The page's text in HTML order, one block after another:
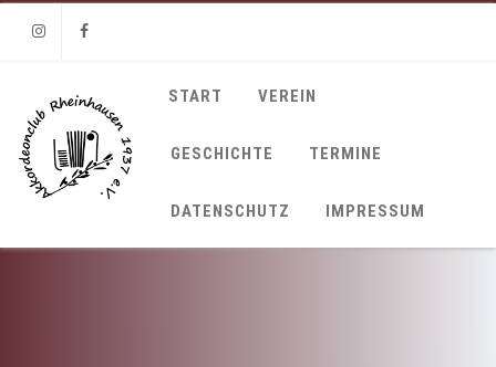
START VEREIN
GESCHICHTE TERMINE
DATENSCHUTZ IMPRESSUM